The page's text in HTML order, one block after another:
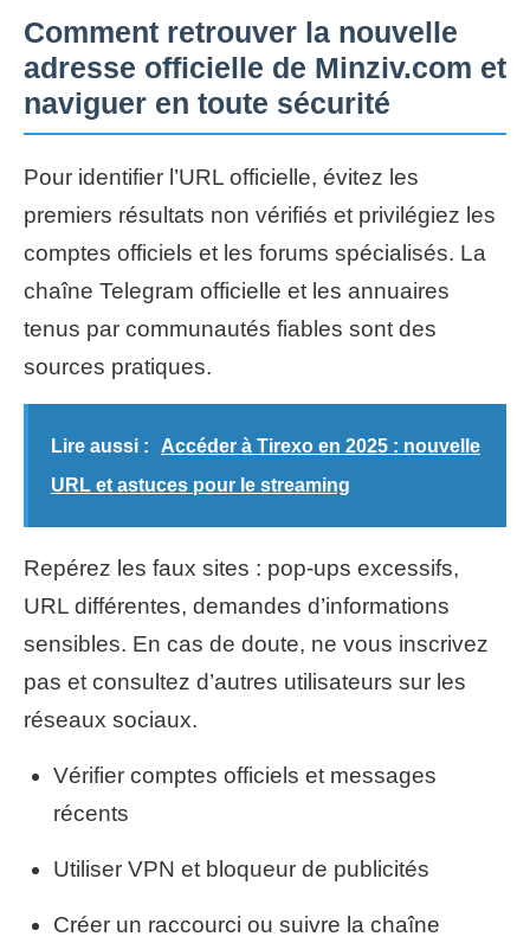
Comment retrouver la nouvelle
adresse officielle de Minziv.com et
naviguer en toute sécurité
Pour identifier l’URL officielle, évitez les
premiers résultats non vérifiés et privilégiez les
comptes officiels et les forums spécialisés. La
chaîne Telegram officielle et les annuaires
tenus par communautés fiables sont des
sources pratiques.
Lire aussi :
Accéder à Tirexo en 2025 : nouvelle
URL et astuces pour le streaming
Repérez les faux sites : pop-ups excessifs,
URL différentes, demandes d’informations
sensibles. En cas de doute, ne vous inscrivez
pas et consultez d’autres utilisateurs sur les
réseaux sociaux.
Vérifier comptes officiels et messages
récents
Utiliser VPN et bloqueur de publicités
Créer un raccourci ou suivre la chaîne